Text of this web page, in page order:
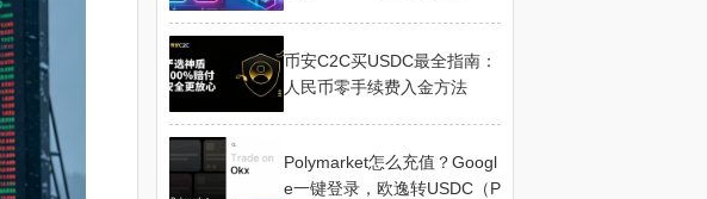
币安C2C买USDC最全指南：
人民币零手续费入金方法
Polymarket怎么充值？Googl
e一键登录，欧逸转USDC（P